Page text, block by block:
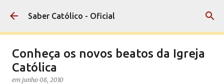
Pular para o conteúdo principal
Saber Católico - Oficial
Conheça os novos beatos da Igreja
Católica
em junho 08, 2010